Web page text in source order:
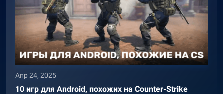
Апр 24, 2025
10 игр для Android, похожих на Counter-Strike